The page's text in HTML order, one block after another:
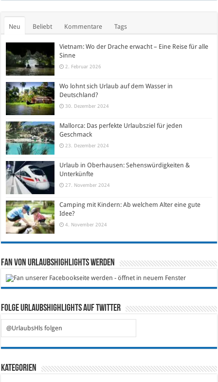
Neu Beliebt Kommentare Tags
Vietnam: Wo der Drache erwacht – Eine Reise für alle
Sinne
2. Februar 2026
Wo lohnt sich Urlaub auf dem Wasser in
Deutschland?
30. Dezember 2024
Mallorca: Das perfekte Urlaubsziel für jeden
Geschmack
23. Dezember 2024
Urlaub in Oberhausen: Sehenswürdigkeiten &
Unterkünfte
27. November 2024
Camping mit Kindern: Ab welchem Alter eine gute
Idee?
4. November 2024
Fan von Urlaubshighlights werden
Folge Urlaubshighlights auf Twitter
@UrlaubsHls folgen
Kategorien